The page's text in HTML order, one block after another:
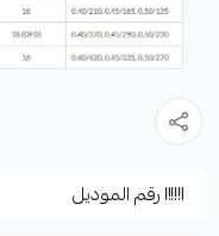
رقم الموديل